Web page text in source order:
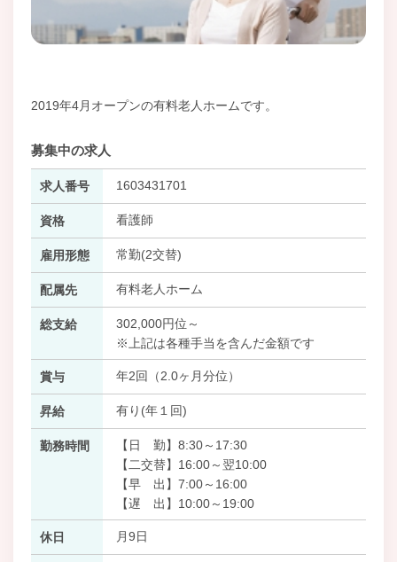
2019年4月オープンの有料老人ホームです。
募集中の求人
求人番号 1603431701
資格 看護師
雇用形態 常勤(2交替)
配属先 有料老人ホーム
総支給
302,000円位～
※上記は各種手当を含んだ金額です
賞与 年2回（2.0ヶ月分位）
昇給 有り(年１回)
勤務時間
【日 勤】8:30～17:30
【二交替】16:00～翌10:00
【早 出】7:00～16:00
【遅 出】10:00～19:00
休日 月9日